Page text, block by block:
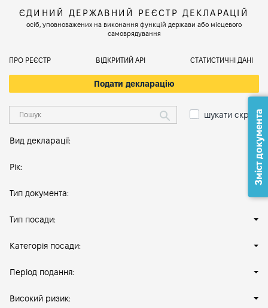
ЄДИНИЙ ДЕРЖАВНИЙ РЕЄСТР ДЕКЛАРАЦІЙ
осіб, уповноважених на виконання функцій держави або місцевого
самоврядування
ПРО РЕЄСТР ВІДКРИТИЙ АРІ СТАТИСТИЧНІ ДАНІ
Подати декларацію
шукати скрізь
Вид декларації:
Рік:
Тип документа:
Тип посади:
Категорія посади:
Період подання:
Високий ризик:
Зміст документа